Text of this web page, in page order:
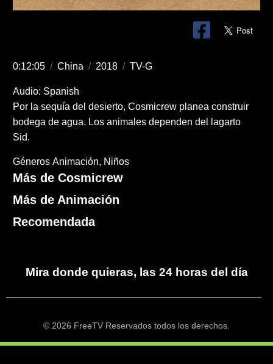
0:12:05 / China / 2018 / TV-G
Audio: Spanish
Por la sequía del desierto, Cosmicrew planea construir
bodega de agua. Los animales dependen del lagarto
Sid.
Géneros Animación Niños
Más de Cosmicrew
Más de Animación
Recomendada
Mira donde quieras, las 24 horas del día
© 2026 FreeTV Reservados todos los derechos.